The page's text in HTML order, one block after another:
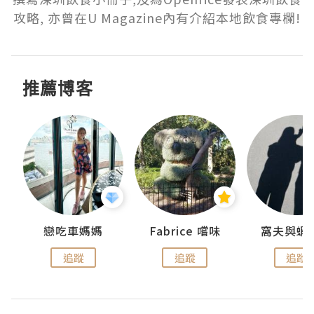
攻略, 亦曾在U Magazine內有介紹本地飲食專欄!
推薦博客
戀吃車媽媽
追蹤
Fabrice 嚐味
追蹤
窩夫與蝦
追蹤